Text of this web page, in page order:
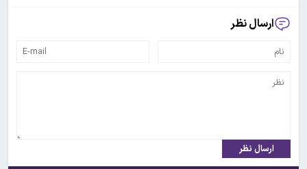
ارسال نظر
ارسال نظر